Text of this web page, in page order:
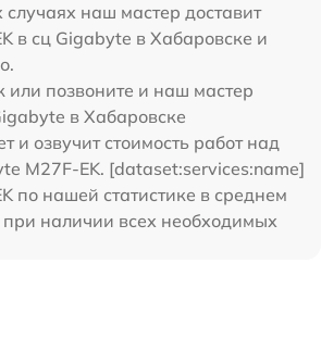
случаях наш мастер доставит
в сц Gigabyte в Хабаровске и
или позвоните и наш мастер
в Хабаровске
и озвучит стоимость работ над
M27F-EK. [dataset:services:name]
по нашей статистике в среднем
наличии всех необходимых